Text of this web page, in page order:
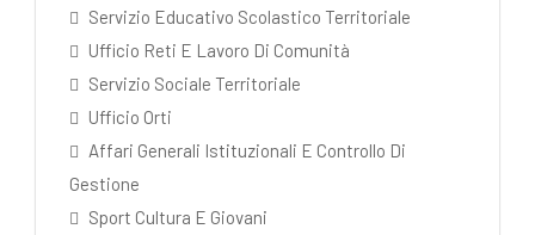
Servizio Educativo Scolastico Territoriale
Ufficio Reti E Lavoro Di Comunità
Servizio Sociale Territoriale
Ufficio Orti
Affari Generali Istituzionali E Controllo Di
Gestione
Sport Cultura E Giovani